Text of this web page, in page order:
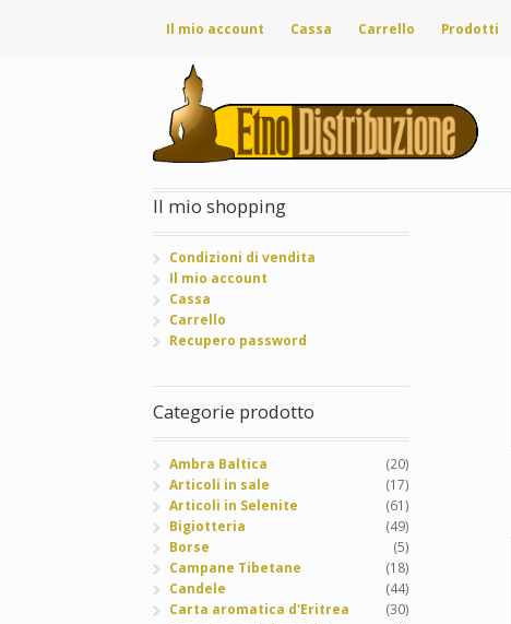
Il mio account Cassa Carrello Prodotti
Il mio shopping
Condizioni di vendita
Il mio account
Cassa
Carrello
Recupero password
Categorie prodotto
Ambra Baltica
(20)
Articoli in sale
(17)
Articoli in Selenite
(61)
Bigiotteria
(49)
Borse
(5)
Campane Tibetane
(18)
Candele
(44)
Carta aromatica d'Eritrea
(30)